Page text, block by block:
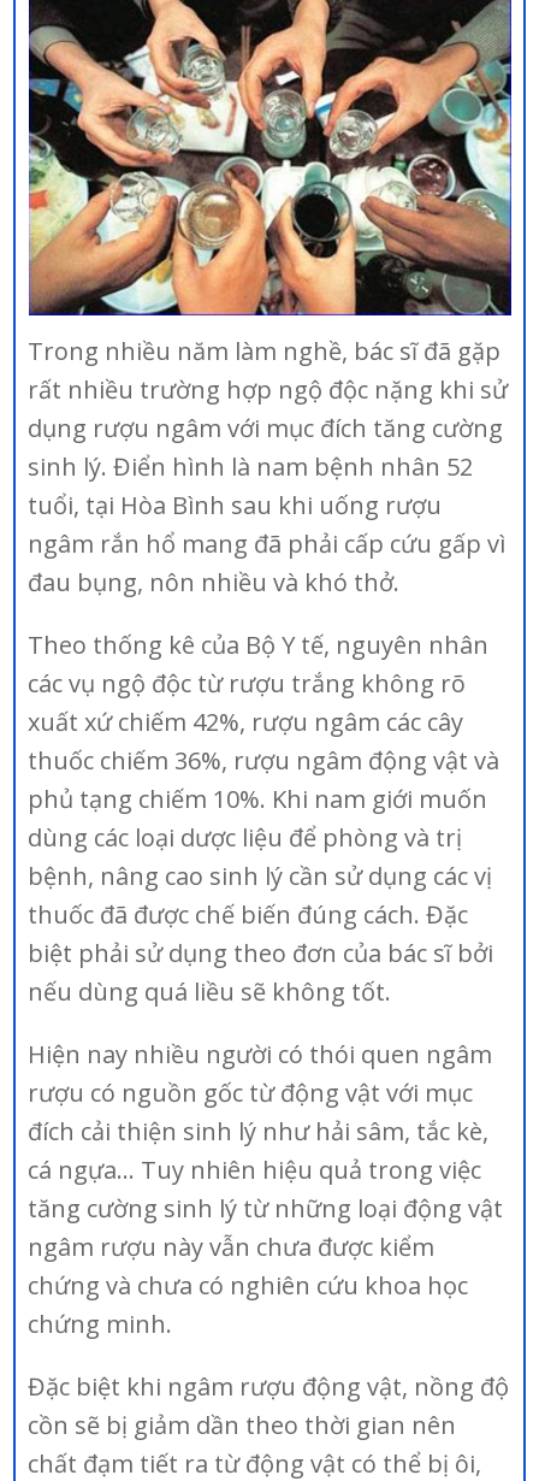
Trong nhiều năm làm nghề, bác sĩ đã gặp
rất nhiều trường hợp ngộ độc nặng khi sử
dụng rượu ngâm với mục đích tăng cường
sinh lý. Điển hình là nam bệnh nhân 52
tuổi, tại Hòa Bình sau khi uống rượu
ngâm rắn hổ mang đã phải cấp cứu gấp vì
đau bụng, nôn nhiều và khó thở.
Theo thống kê của Bộ Y tế, nguyên nhân
các vụ ngộ độc từ rượu trắng không rõ
xuất xứ chiếm 42%, rượu ngâm các cây
thuốc chiếm 36%, rượu ngâm động vật và
phủ tạng chiếm 10%. Khi nam giới muốn
dùng các loại dược liệu để phòng và trị
bệnh, nâng cao sinh lý cần sử dụng các vị
thuốc đã được chế biến đúng cách. Đặc
biệt phải sử dụng theo đơn của bác sĩ bởi
nếu dùng quá liều sẽ không tốt.
Hiện nay nhiều người có thói quen ngâm
rượu có nguồn gốc từ động vật với mục
đích cải thiện sinh lý như hải sâm, tắc kè,
cá ngựa… Tuy nhiên hiệu quả trong việc
tăng cường sinh lý từ những loại động vật
ngâm rượu này vẫn chưa được kiểm
chứng và chưa có nghiên cứu khoa học
chứng minh.
Đặc biệt khi ngâm rượu động vật, nồng độ
cồn sẽ bị giảm dần theo thời gian nên
chất đạm tiết ra từ động vật có thể bị ôi,